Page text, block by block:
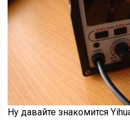
Ну давайте знакомится